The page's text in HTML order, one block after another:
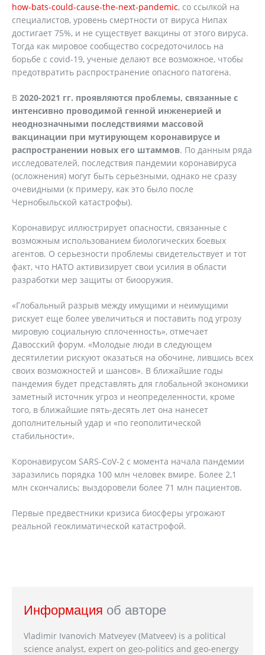
how-bats-could-cause-the-next-pandemic, со ссылкой на
специалистов, уровень смертности от вируса Нипах
достигает 75%, и не существует вакцины от этого вируса.
Тогда как мировое сообщество сосредоточилось на
борьбе с covid-19, ученые делают все возможное, чтобы
предотвратить распространение опасного патогена.
В 2020-2021 гг. проявляются проблемы, связанные с
интенсивно проводимой генной инженерией и
неоднозначными последствиями массовой
вакцинации при мутирующем коронавирусе и
распространении новых его штаммов. По данным ряда
исследователей, последствия пандемии коронавируса
(осложнения) могут быть серьезными, однако не сразу
очевидными (к примеру, как это было после
Чернобыльской катастрофы).
Коронавирус иллюстрирует опасности, связанные с
возможным использованием биологических боевых
агентов. О серьезности проблемы свидетельствует и тот
факт, что НАТО активизирует свои усилия в области
разработки мер защиты от биооружия.
«Глобальный разрыв между имущими и неимущими
рискует еще более увеличиться и поставить под угрозу
мировую социальную сплоченность», отмечает
Давосский форум. «Молодые люди в следующем
десятилетии рискуют оказаться на обочине, лившись всех
своих возможностей и шансов». В ближайшие годы
пандемия будет представлять для глобальной экономики
заметный источник угроз и неопределенности, кроме
того, в ближайшие пять-десять лет она нанесет
дополнительный удар и «по геополитической
стабильности».
Коронавирусом SARS-CoV-2 с момента начала пандемии
заразились порядка 100 млн человек вмире. Более 2,1
млн скончались; выздоровели более 71 млн пациентов.
Первые предвестники кризиса биосферы угрожают
реальной геоклиматической катастрофой.
Информация об авторе
Vladimir Ivanovich Matveyev (Matveev) is a political
science analyst, expert on geo-politics and geo-energy